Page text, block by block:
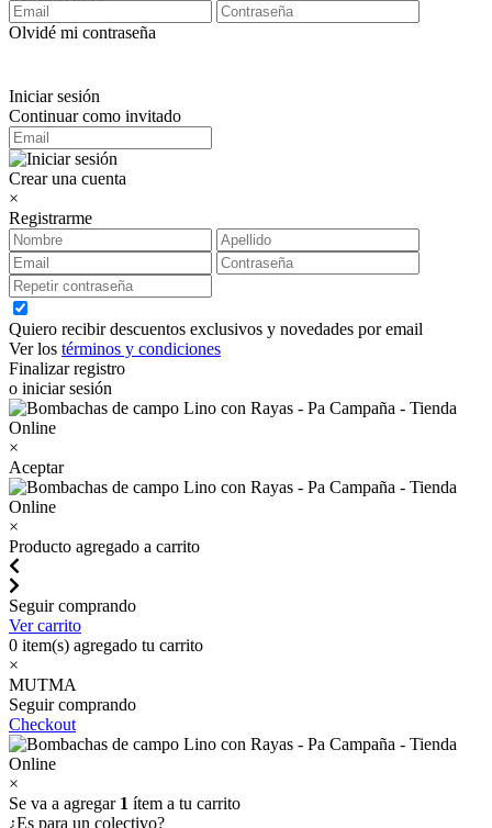
Olvidé mi contraseña
Iniciar sesión
Continuar como invitado
Crear una cuenta
×
Registrarme
Quiero recibir descuentos exclusivos y novedades por email
Ver los términos y condiciones
Finalizar registro
o iniciar sesión
×
Aceptar
×
Producto agregado a carrito
Seguir comprando
Ver carrito
0 item(s) agregado tu carrito
×
MUTMA
Seguir comprando
Checkout
×
Se va a agregar 1 ítem a tu carrito
¿Es para un colectivo?